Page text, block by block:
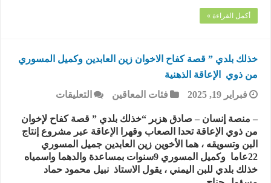
الإعاقة
مغلقة
أكمل القراءة »
خذلك بلدي ” قصة كفاح الاخوان زين العابدين وكميل المسوري
من ذوي الإعاقة الذهنية
فبراير 19, 2025
فئات المعاقين التعليقات
بلدي
”
قصة
كفاح
الاخوان
زين
– منصة إنسان – صادق هزبر “خذلك بلدي ” قصة كفاح لإخوان
من ذوي الإعاقة تحدا الصعاب وقهرا الإعاقة عبر مشروع إنتاج
البن وتسويقه ، هما الأخوين زين العابدين جميل المسوري
22عاما وكميل المسوري 9سنوات بمساعدة والدهما واسمياه
خذلك بلدي للبن اليمني ، يقول الاستاذ نبيل محمود حماد